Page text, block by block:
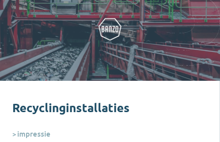
Recyclinginstallaties
impressie